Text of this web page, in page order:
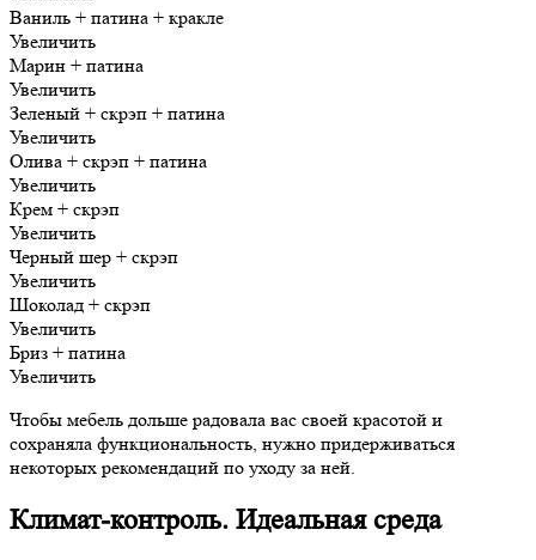
Ваниль + патина + кракле
Увеличить
Марин + патина
Увеличить
Зеленый + скрэп + патина
Увеличить
Олива + скрэп + патина
Увеличить
Крем + скрэп
Увеличить
Черный шер + скрэп
Увеличить
Шоколад + скрэп
Увеличить
Бриз + патина
Увеличить
Чтобы мебель дольше радовала вас своей красотой и
сохраняла функциональность, нужно придерживаться
некоторых рекомендаций по уходу за ней.
Климат-контроль. Идеальная среда